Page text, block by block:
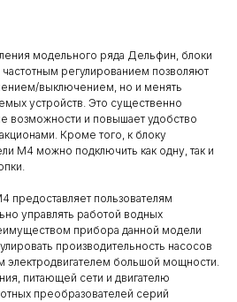
модельного ряда Дельфин, блоки
регулированием позволяют
выключением, но и менять
устройств. Это существенно
возможности и повышает удобство
Кроме того, к блоку
М4 можно подключить как одну, так и
предоставляет пользователям
управлять работой водных
прибора данной модели
производительность насосов
электродвигателем большой мощности.
питающей сети и двигателю
преобразователей серий